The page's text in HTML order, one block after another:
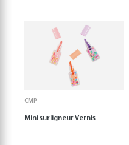
CMP
Mini surligneur Vernis